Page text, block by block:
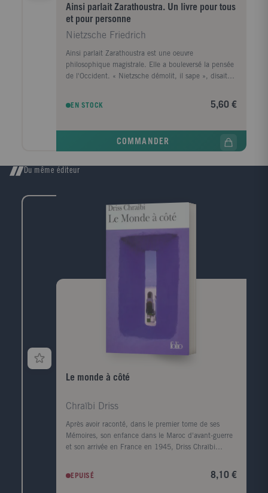
Ainsi parlait Zarathoustra. Un livre pour tous
et pour personne
Nietzsche Friedrich
Ainsi parlait Zarathoustra est une oeuvre
philosophique magistrale. Elle a bouleversé la pensée
de l'Occident. « Nietzsche démolit, il sape », disait
montagne et revient parmi les hommes pour leur
comme tel, tout ce qui est subi. C'est le sens du
souvent le droit du plus faible, elle paralyse tout,
s'opposent puissamment mais qu'il maîtrise. La
pensée de Nietzsche est un défi permanent. Elle
échappe à tout système politique.La ferveur de sa
poésie, sa vigoureuse drôlerie ont donné à Nietzsche
EN STOCK 5,60 €
COMMANDER
Du même éditeur
Le monde à côté
Chraïbi Driss
Après avoir raconté, dans le premier tome de ses
Mémoires, son enfance dans le Maroc d'avant-guerre
et son arrivée en France en 1945, Driss Chraïbi
début des années 50, il découvre une autre planète,
l'Alsace, et s'y installe avec sa femme dans une sorte
EPUISÉ 8,10 €